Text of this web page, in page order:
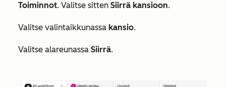
Toiminnot. Valitse sitten Siirrä kansioon.
Valitse valintaikkunassa kansio.
Valitse alareunassa Siirrä.